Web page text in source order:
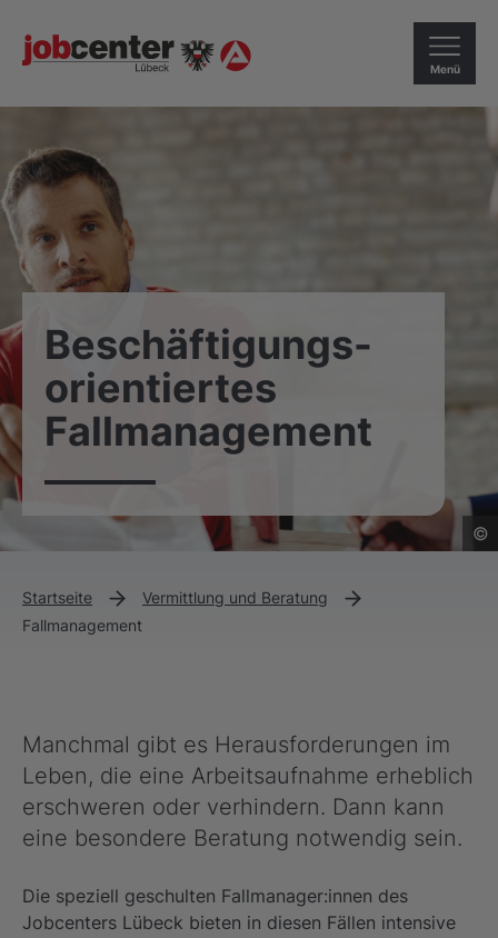
Menü
Beschäftigungs­
orientiertes
Fallmanagement
©
Startseite
Vermittlung und Beratung
Fallmanagement
Manchmal gibt es Herausforderungen im
Leben, die eine Arbeitsaufnahme erheblich
erschweren oder verhindern. Dann kann
eine besondere Beratung notwendig sein.
Die speziell geschulten Fallmanager:innen des
Jobcenters Lübeck bieten in diesen Fällen intensive